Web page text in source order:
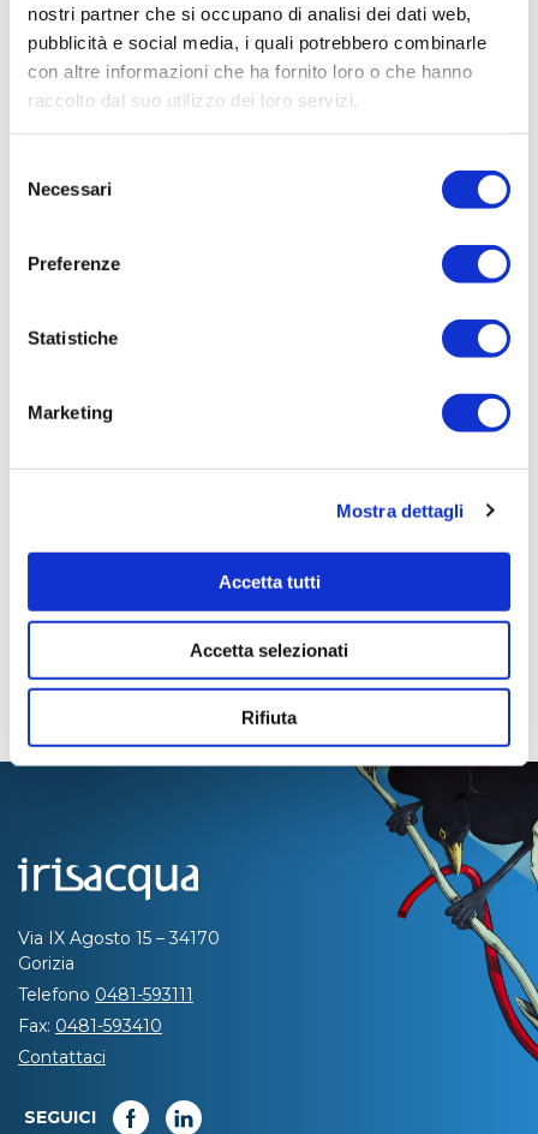
nostri partner che si occupano di analisi dei dati web,
pubblicità e social media, i quali potrebbero combinarle
con altre informazioni che ha fornito loro o che hanno
raccolto dal suo utilizzo dei loro servizi.
delNecessari
Preferenze
Statistiche
Marketing
Mostra dettagli
Accetta tutti
Accetta selezionati
Rifiuta
Elenco operatori invitati:
Codice Fiscale:
Procedura di scelta:
Aggiudicatario Nome:
Importo Aggiudicazione:
Tempi di completamento:
Importo Liquidato:
Pagina aggiornata il 02/05/2023
Via IX Agosto 15 – 34170
Gorizia
Telefono 0481-593111
Fax: 0481-593410
Contattaci
SEGUICI